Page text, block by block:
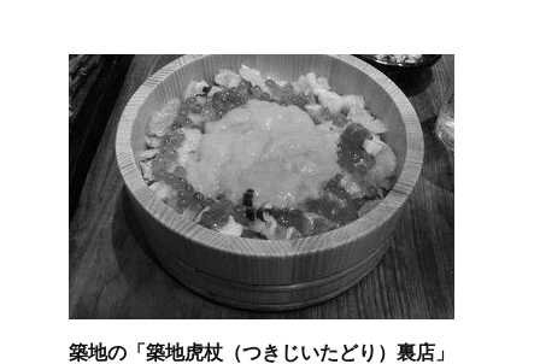
築地の「築地虎杖（つきじいたどり）裏店」